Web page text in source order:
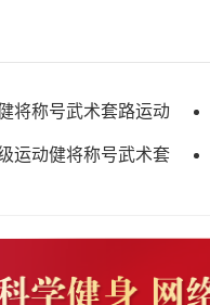
将称号武术套路运动
运动健将称号武术套